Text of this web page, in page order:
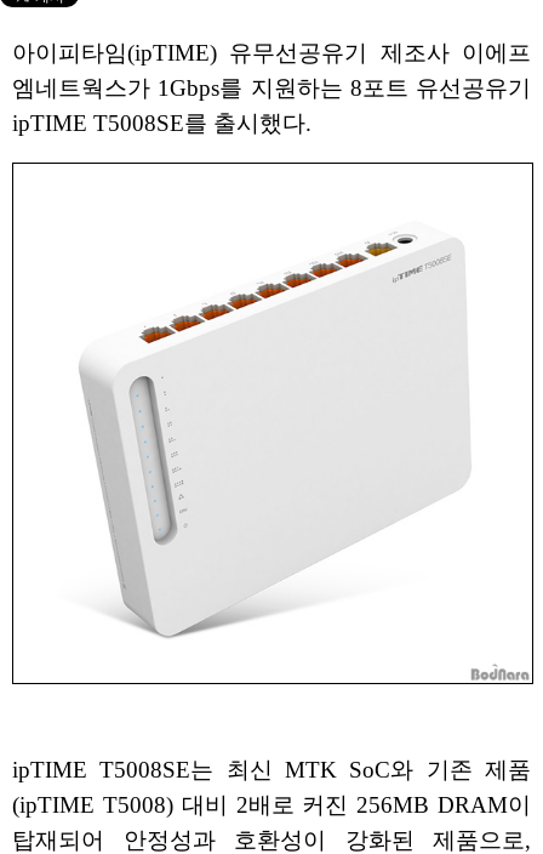
아이피타임(ipTIME) 유무선공유기 제조사 이에프
엠네트웍스가 1Gbps를 지원하는 8포트 유선공유기
ipTIME T5008SE를 출시했다.
ipTIME T5008SE는 최신 MTK SoC와 기존 제품
(ipTIME T5008) 대비 2배로 커진 256MB DRAM이
탑재되어 안정성과 호환성이 강화된 제품으로,